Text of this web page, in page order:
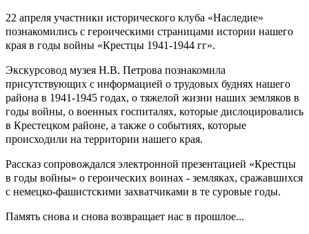
22 апреля участники исторического клуба «Наследие»
познакомились с героическими страницами истории нашего
края в годы войны «Крестцы 1941-1944 гг».
Экскурсовод музея Н.В. Петрова познакомила
присутствующих с информацией о трудовых буднях нашего
района в 1941-1945 годах, о тяжелой жизни наших земляков в
годы войны, о военных госпиталях, которые дислоцировались
в Крестецком районе, а также о событиях, которые
происходили на территории нашего края.
Рассказ сопровождался электронной презентацией «Крестцы
в годы войны» о героических воинах - земляках, сражавшихся
с немецко-фашистскими захватчиками в те суровые годы.
Память снова и снова возвращает нас в прошлое...